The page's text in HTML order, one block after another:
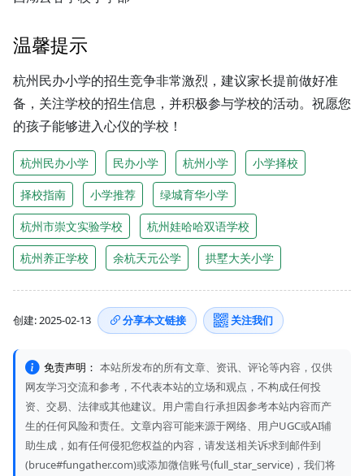
温馨提示
杭州民办小学的招生竞争非常激烈，建议家长提前做好准
备，关注学校的招生信息，并积极参与学校的活动。祝愿您
的孩子能够进入心仪的学校！
杭州民办小学 民办小学 杭州小学 小学择校
择校指南 小学推荐 绿城育华小学
杭州市崇文实验学校 杭州娃哈哈双语学校
杭州养正学校 余杭天元公学 拱墅大关小学
创建: 2025-02-13 分享本文链接 关注我们
免责声明： 本站所发布的所有文章、资讯、评论等内容，仅供
网友学习交流和参考，不代表本站的立场和观点，不构成任何投
资、交易、法律或其他建议。用户需自行承担因参考本站内容而产
生的任何风险和责任。文章内容可能来源于网络、用户UGC或AI辅
助生成，如有任何侵犯您权益的内容，请发送相关诉求到邮件到
(bruce#fungather.com)或添加微信账号(full_star_service)，我们将